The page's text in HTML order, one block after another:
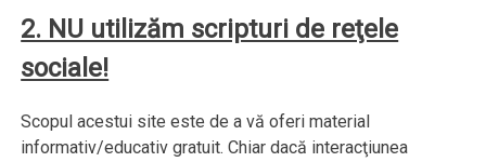
2. NU utilizăm scripturi de reţele
sociale!
Scopul acestui site este de a vă oferi material
informativ/educativ gratuit. Chiar dacă interacţiunea